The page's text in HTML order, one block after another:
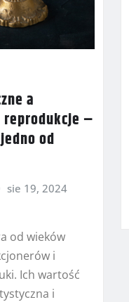
a
reprodukcje –
od
sie 19, 2024
od wieków
i
Ich wartość
i